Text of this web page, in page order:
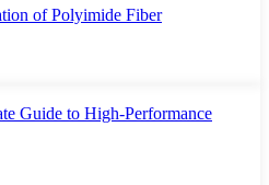
of Polyimide Fiber
Guide to High-Performance